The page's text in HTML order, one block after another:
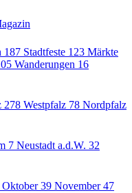
187 Stadtfeste 123 Märkte
Wanderungen 16
278 Westpfalz 78 Nordpfalz
7 Neustadt a.d.W. 32
Oktober39 November47